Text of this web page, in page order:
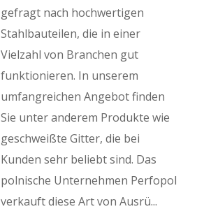
gefragt nach hochwertigen
Stahlbauteilen, die in einer
Vielzahl von Branchen gut
funktionieren. In unserem
umfangreichen Angebot finden
Sie unter anderem Produkte wie
geschweißte Gitter, die bei
Kunden sehr beliebt sind. Das
polnische Unternehmen Perfopol
verkauft diese Art von Ausrü...